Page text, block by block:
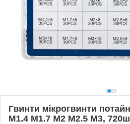
Гвинти мікрогвинти
M1.4 М1.7 М2 М2.5 M3,